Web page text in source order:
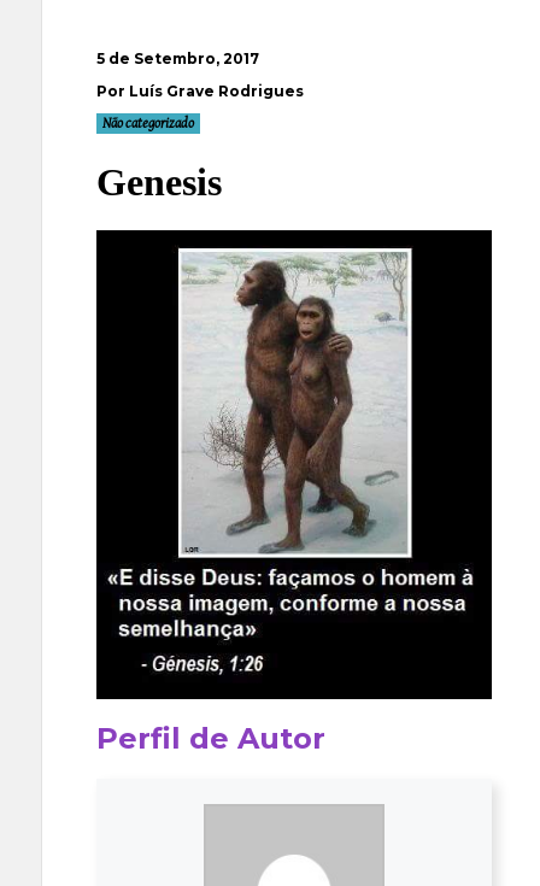
5 de Setembro, 2017
Por Luís Grave Rodrigues
Não categorizado
Genesis
Perfil de Autor